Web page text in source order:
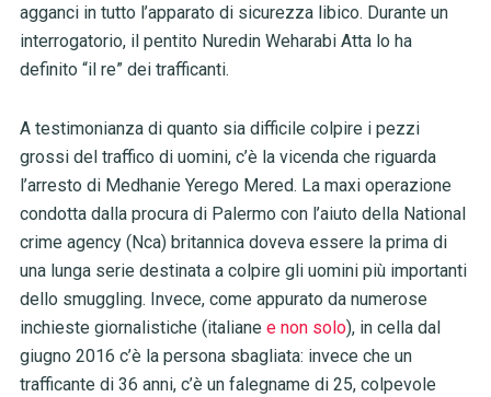
agganci in tutto l’apparato di sicurezza libico. Durante un
interrogatorio, il pentito Nuredin Weharabi Atta lo ha
definito “il re” dei trafficanti.
A testimonianza di quanto sia difficile colpire i pezzi
grossi del traffico di uomini, c’è la vicenda che riguarda
l’arresto di Medhanie Yerego Mered. La maxi operazione
condotta dalla procura di Palermo con l’aiuto della National
crime agency (Nca) britannica doveva essere la prima di
una lunga serie destinata a colpire gli uomini più importanti
dello smuggling. Invece, come appurato da numerose
inchieste giornalistiche (italiane e non solo), in cella dal
giugno 2016 c’è la persona sbagliata: invece che un
trafficante di 36 anni, c’è un falegname di 25, colpevole